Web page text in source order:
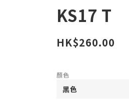
KS17 T
HK$260.00
顏色